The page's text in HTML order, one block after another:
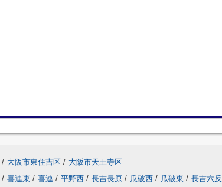
/ 大阪市東住吉区 / 大阪市天王寺区
/ 喜連東 / 喜連 / 平野西 / 長吉長原 / 瓜破西 / 瓜破東 / 長吉六反